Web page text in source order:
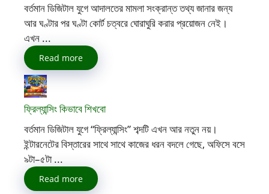
বর্তমান ডিজিটাল যুগে আদালতের মামলা সংক্রান্ত তথ্য জানার জন্য
আর ঘণ্টার পর ঘণ্টা কোর্ট চত্বরে ঘোরাঘুরি করার প্রয়োজন নেই।
এখন ...
Read more
ফ্রিল্যান্সিং কিভাবে শিখবো
বর্তমান ডিজিটাল যুগে “ফ্রিল্যান্সিং” শব্দটি এখন আর নতুন নয়।
ইন্টারনেটের বিস্তারের সাথে সাথে কাজের ধরন বদলে গেছে, অফিসে বসে
৯টা–৫টা ...
Read more